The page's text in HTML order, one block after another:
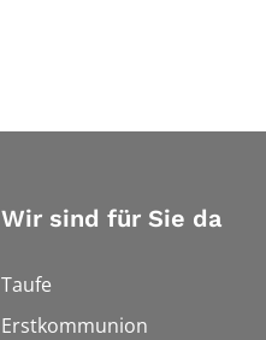
Wir sind für Sie da
Taufe
Erstkommunion